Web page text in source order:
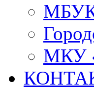
МБУК
МКУ